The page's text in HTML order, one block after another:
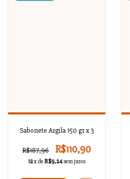
Sabonete Argila 150 gr x 3
R$187,96 R$110,90
12x de R$9,24 sem juros